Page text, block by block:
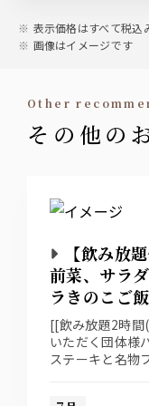
カクテル
ダ・ウォッカト
イバー・カシスソ
フルーツ・カシス
白ワイン・赤ワイン
ソフトドリンク
ジンジャーエール
フルーツジュース
ース・グァバジュ
表示価格はすべて税込
画像はイメージです
other
その他
【飲み放
前菜、サラ
ラきのこご
ース」8000
[[飲み放題2時
いただく団体様
ステーキと名物